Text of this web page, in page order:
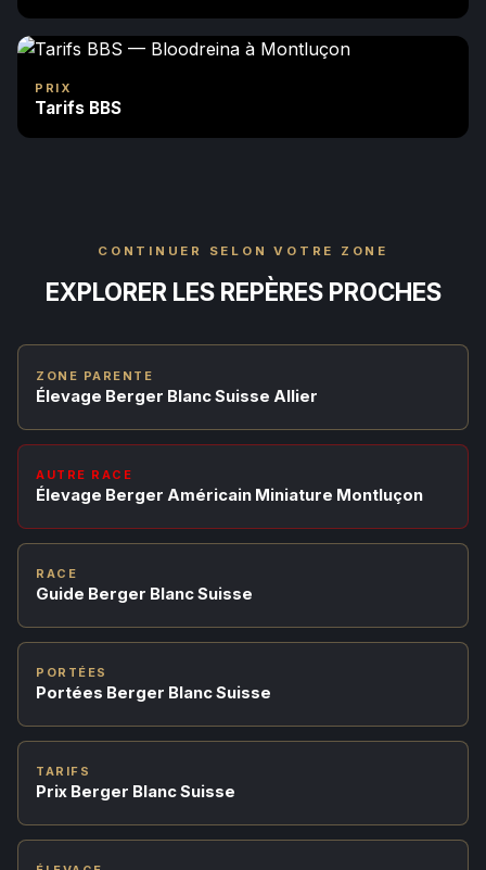
PRIX
Tarifs BBS
CONTINUER SELON VOTRE ZONE
EXPLORER LES REPÈRES PROCHES
ZONE PARENTE
Élevage Berger Blanc Suisse Allier
AUTRE RACE
Élevage Berger Américain Miniature Montluçon
RACE
Guide Berger Blanc Suisse
PORTÉES
Portées Berger Blanc Suisse
TARIFS
Prix Berger Blanc Suisse